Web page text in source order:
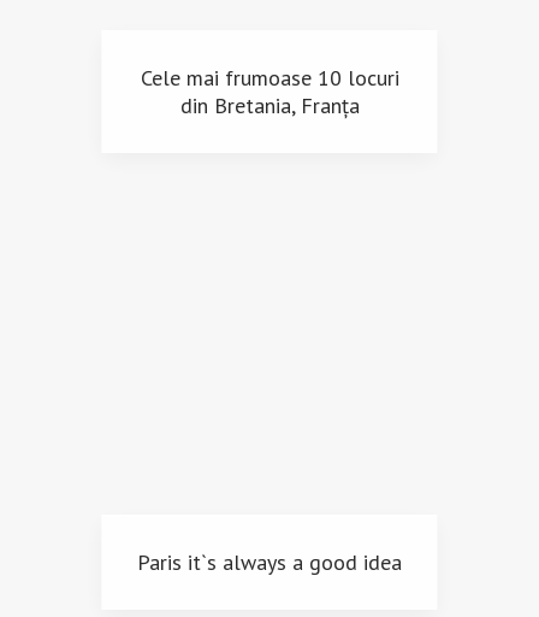
Cele mai frumoase 10 locuri
din Bretania, Franța
Paris it`s always a good idea